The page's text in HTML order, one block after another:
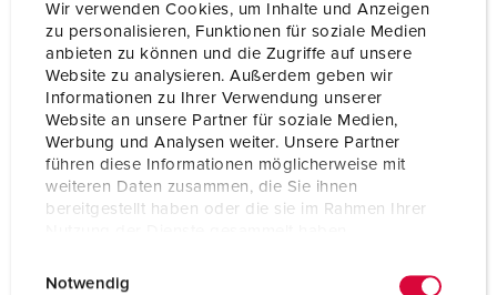
Wir verwenden Cookies, um Inhalte und Anzeigen
zu personalisieren, Funktionen für soziale Medien
anbieten zu können und die Zugriffe auf unsere
Website zu analysieren. Außerdem geben wir
Informationen zu Ihrer Verwendung unserer
Website an unsere Partner für soziale Medien,
Werbung und Analysen weiter. Unsere Partner
führen diese Informationen möglicherweise mit
weiteren Daten zusammen, die Sie ihnen
bereitgestellt haben oder die sie im Rahmen Ihrer
Notwendig